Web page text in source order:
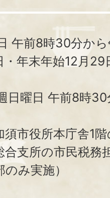
午前8時30分か
・年末年始12月
日曜日 午前8時
須市役所本庁舎1
合支所の市民税務
み実施）